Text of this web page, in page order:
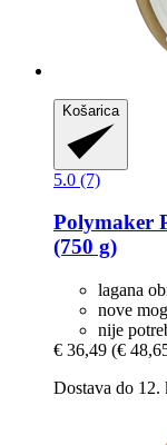
Košarica
5.0 (7)
Polymaker
(750 g)
lagana
nove
nije
€ 36,49 (€
Dostava do 12.